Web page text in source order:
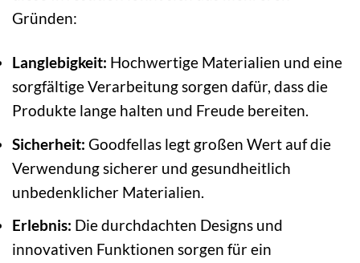
Gründen:
Langlebigkeit: Hochwertige Materialien und eine
sorgfältige Verarbeitung sorgen dafür, dass die
Produkte lange halten und Freude bereiten.
Sicherheit: Goodfellas legt großen Wert auf die
Verwendung sicherer und gesundheitlich
unbedenklicher Materialien.
Erlebnis: Die durchdachten Designs und
innovativen Funktionen sorgen für ein